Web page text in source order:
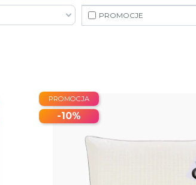
PROMOCJE
PROMOCJA
-10%